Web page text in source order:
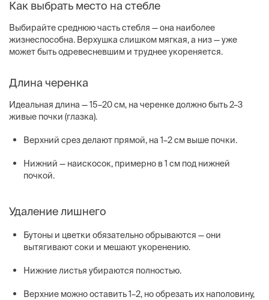
Как выбрать место на стебле
Выбирайте среднюю часть стебля — она наиболее
жизнеспособна. Верхушка слишком мягкая, а низ — уже
может быть одревесневшим и труднее укореняется.
Длина черенка
Идеальная длина — 15–20 см, на черенке должно быть 2–3
живые почки (глазка).
Верхний срез делают прямой, на 1–2 см выше почки.
Нижний — наискосок, примерно в 1 см под нижней
почкой.
Удаление лишнего
Бутоны и цветки обязательно обрываются — они
вытягивают соки и мешают укоренению.
Нижние листья убираются полностью.
Верхние можно оставить 1–2, но обрезать их наполовину,